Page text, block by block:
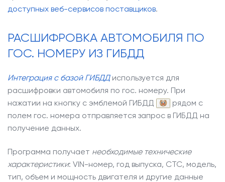
доступных веб-сервисов поставщиков.
РАСШИФРОВКА АВТОМОБИЛЯ ПО
ГОС. НОМЕРУ ИЗ ГИБДД
Интеграция с базой ГИБДД используется для
расшифровки автомобиля по гос. номеру. При
нажатии на кнопку с эмблемой ГИБДД
рядом с
полем гос. номера отправляется запрос в ГИБДД на
получение данных.
Программа получает необходимые технические
характеристики: VIN-номер, год выпуска, СТС, модель,
тип, объем и мощность двигателя и другие данные